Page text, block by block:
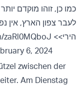
כמו כן, זוהו מוקדם
לעבר צפון הארץ, אין
הירי>>
6, 2024
zwischen der
Am Dienstag